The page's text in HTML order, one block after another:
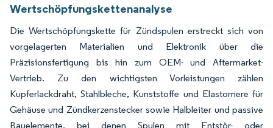
Wertschöpfungskettenanalyse
Die Wertschöpfungskette für Zündspulen erstreckt sich von
vorgelagerten Materialien und Elektronik über die
Präzisionsfertigung bis hin zum OEM- und Aftermarket-
Vertrieb. Zu den wichtigsten Vorleistungen zählen
Kupferlackdraht, Stahlbleche, Kunststoffe und Elastomere für
Gehäuse und Zündkerzenstecker sowie Halbleiter und passive
Bauelemente, bei denen Spulen mit Entstör- oder